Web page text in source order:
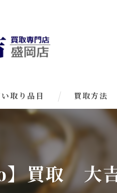
い取り品目 買取方法
】買取 大